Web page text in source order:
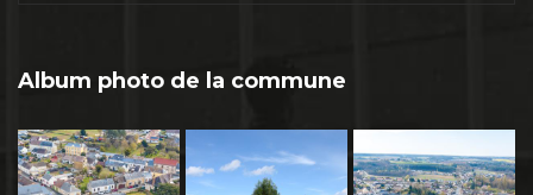
Album photo de la commune